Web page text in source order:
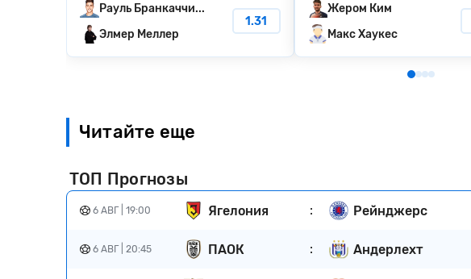
Рауль Бранкаччи...
Элмер Меллер
1.31
Жером Ким
Макс Хаукес
Читайте еще
ТОП Прогнозы
6 АВГ | 19:00 Ягелония : Рейнджерс
6 АВГ | 20:45 ПАОК : Андерлехт